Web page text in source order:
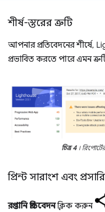
শীর্ষ-স্তরের ত্রুটি
আপনার প্রতিবেদনের শীর্ষে,
প্রভাবিত করতে পারে এমন
চিত্র 4।
প্রিন্ট সারাংশ এবং
রপ্তানি প্রতিবেদনক্লিক করুন